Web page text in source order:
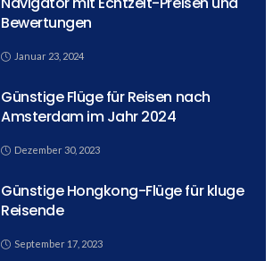
Bewertungen
Januar 23, 2024
Günstige Flüge für Reisen nach
Amsterdam im Jahr 2024
Dezember 30, 2023
Günstige Hongkong-Flüge für kluge
Reisende
September 17, 2023